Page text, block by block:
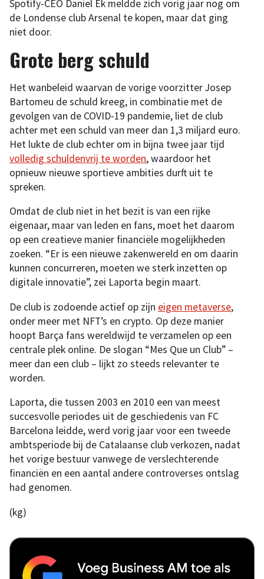
Spotify-CEO Daniel Ek meldde zich vorig jaar nog om
de Londense club Arsenal te kopen, maar dat ging
niet door.
Grote berg schuld
Het wanbeleid waarvan de vorige voorzitter Josep
Bartomeu de schuld kreeg, in combinatie met de
gevolgen van de COVID-19 pandemie, liet de club
achter met een schuld van meer dan 1,3 miljard euro.
Het lukte de club echter om in bijna twee jaar tijd
volledig schuldenvrij te worden, waardoor het
opnieuw nieuwe sportieve ambities durft uit te
spreken.
Omdat de club niet in het bezit is van een rijke
eigenaar, maar van leden en fans, moet het daarom
op een creatieve manier financiële mogelijkheden
zoeken. “Er is een nieuwe zakenwereld en om daarin
kunnen concurreren, moeten we sterk inzetten op
digitale innovatie”, zei Laporta begin maart.
De club is zodoende actief op zijn eigen metaverse,
onder meer met NFT’s en crypto. Op deze manier
hoopt Barça fans wereldwijd te verzamelen op een
centrale plek online. De slogan “Mes Que un Club” –
meer dan een club – lijkt zo steeds relevanter te
worden.
Laporta, die tussen 2003 en 2010 een van meest
succesvolle periodes uit de geschiedenis van FC
Barcelona leidde, werd vorig jaar voor een tweede
ambtsperiode bij de Catalaanse club verkozen, nadat
het vorige bestuur vanwege de verslechterende
financiën en een aantal andere controverses ontslag
had genomen.
(kg)